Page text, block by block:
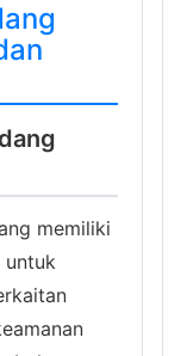
memiliki
untuk